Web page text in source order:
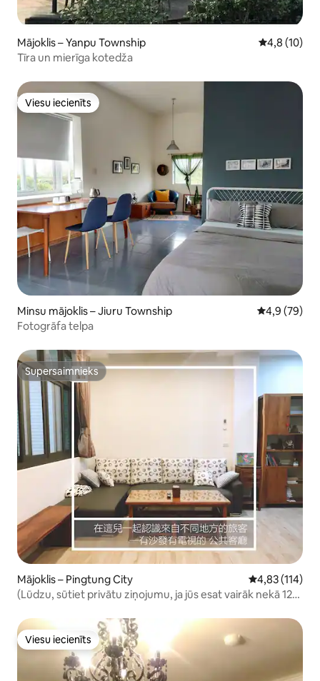
Mājoklis – Yanpu Township Vidējais
4,8 (10)
Tīra un mierīga kotedža
Viesu iecienīts
Viesu iecienīts
Minsu mājoklis – Jiuru Township Vidējais
4,9 (79)
Fotogrāfa telpa
Supersaimnieks
Supersaimnieks
Mājoklis – Pingtung City Vidējais
4,83 (114)
(Lūdzu, sūtiet privātu ziņojumu, ja jūs esat vairāk nekā 12
apmaiņas ceļa (četras guļamistabas, četras vannasistabas,
viena dzīvojamā istaba)
Viesu iecienīts
Viesu iecienīts